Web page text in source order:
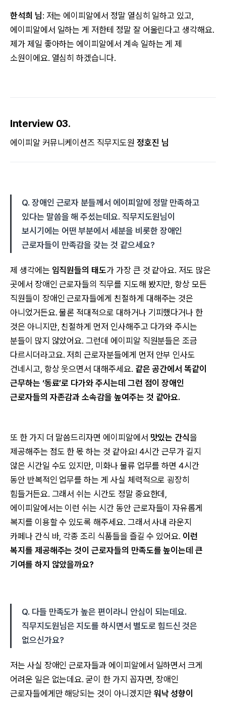
한석희 님: 저는 에이피알에서 정말 열심히 일하고 있고,
에이피알에서 일하는 게 저한테 정말 잘 어울린다고 생각해요.
제가 제일 좋아하는 에이피알에서 계속 일하는 게 제
소원이에요. 열심히 하겠습니다.
Interview 03.
에이피알 커뮤니케이션즈 직무지도원 정호진 님
Q. 장애인 근로자 분들께서 에이피알에 정말 만족하고
있다는 말씀을 해 주셨는데요. 직무지도원님이
보시기에는 어떤 부분에서 세분을 비롯한 장애인
근로자들이 만족감을 갖는 것 같으세요?
제 생각에는 임직원들의 태도가 가장 큰 것 같아요. 저도 많은
곳에서 장애인 근로자들의 직무를 지도해 봤지만, 항상 모든
직원들이 장애인 근로자들에게 친절하게 대해주는 것은
아니었거든요. 물론 적대적으로 대하거나 기피했다거나 한
것은 아니지만, 친절하게 먼저 인사해주고 다가와 주시는
분들이 많지 않았어요. 그런데 에이피알 직원분들은 조금
다르시더라고요. 저희 근로자분들에게 먼저 안부 인사도
건네시고, 항상 웃으면서 대해주세요. 같은 공간에서 똑같이
근무하는 ‘동료’로 다가와 주시는데 그런 점이 장애인
근로자들의 자존감과 소속감을 높여주는 것 같아요.
또 한 가지 더 말씀드리자면 에이피알에서 맛있는 간식을
제공해주는 점도 한 몫 하는 것 같아요! 4시간 근무가 길지
않은 시간일 수도 있지만, 미화나 물류 업무를 하면 4시간
동안 반복적인 업무를 하는 게 사실 체력적으로 굉장히
힘들거든요. 그래서 쉬는 시간도 정말 중요한데,
에이피알에서는 이런 쉬는 시간 동안 근로자들이 자유롭게
복지를 이용할 수 있도록 해주세요. 그래서 사내 라운지
카페나 간식 바, 각종 조리 식품들을 즐길 수 있어요. 이런
복지를 제공해주는 것이 근로자들의 만족도를 높이는데 큰
기여를 하지 않았을까요?
Q. 다들 만족도가 높은 편이라니 안심이 되는데요.
직무지도원님은 지도를 하시면서 별도로 힘드신 것은
없으신가요?
저는 사실 장애인 근로자들과 에이피알에서 일하면서 크게
어려운 일은 없는데요. 굳이 한 가지 꼽자면, 장애인
근로자들에게만 해당되는 것이 아니겠지만 워낙 성향이